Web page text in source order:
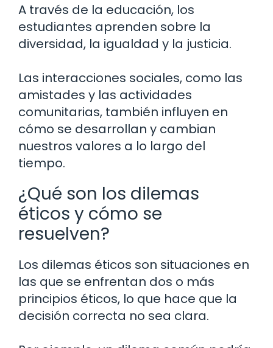
A través de la educación, los
estudiantes aprenden sobre la
diversidad, la igualdad y la justicia.
Las interacciones sociales, como las
amistades y las actividades
comunitarias, también influyen en
cómo se desarrollan y cambian
nuestros valores a lo largo del
tiempo.
¿Qué son los dilemas
éticos y cómo se
resuelven?
Los dilemas éticos son situaciones en
las que se enfrentan dos o más
principios éticos, lo que hace que la
decisión correcta no sea clara.